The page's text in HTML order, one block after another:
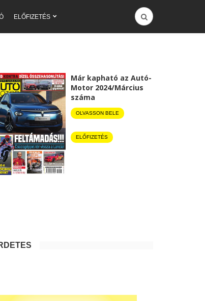
ELŐFIZETÉS
Már kapható az Autó-
Motor 2024/Március
száma
OLVASSON BELE
ELŐFIZETÉS